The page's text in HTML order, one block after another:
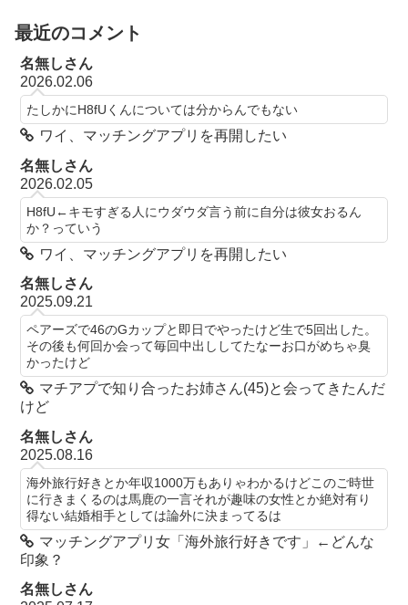
最近のコメント
名無しさん
2026.02.06
たしかにH8fUくんについては分からんでもない
ワイ、マッチングアプリを再開したい
名無しさん
2026.02.05
H8fU←キモすぎる人にウダウダ言う前に自分は彼女おるん
か？っていう
ワイ、マッチングアプリを再開したい
名無しさん
2025.09.21
ペアーズで46のGカップと即日でやったけど生で5回出した。
その後も何回か会って毎回中出ししてたなーお口がめちゃ臭
かったけど
マチアプで知り合ったお姉さん(45)と会ってきたんだ
けど
名無しさん
2025.08.16
海外旅行好きとか年収1000万もありゃわかるけどこのご時世
に行きまくるのは馬鹿の一言それが趣味の女性とか絶対有り
得ない結婚相手としては論外に決まってるは
マッチングアプリ女「海外旅行好きです」←どんな
印象？
名無しさん